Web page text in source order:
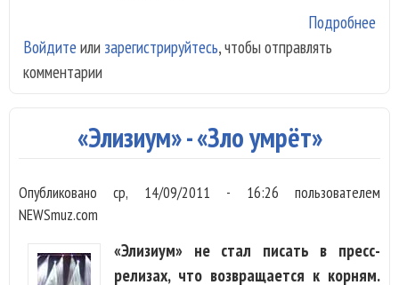
Подробнее
Войдите или зарегистрируйтесь, чтобы отправлять
комментарии
«Элизиум» - «Зло умрёт»
Опубликованоср, 14/09/2011 - 16:26 пользователем
NEWSmuz.com
«Элизиум» не стал писать в пресс-
релизах, что возвращается к корням.